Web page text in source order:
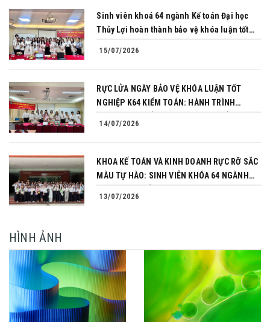
Sinh viên khoá 64 ngành Kế toán Đại học
Thủy Lợi hoàn thành bảo vệ khóa luận tốt
15/07/2026
RỰC LỬA NGÀY BẢO VỆ KHÓA LUẬN TỐT
NGHIỆP K64 KIỂM TOÁN: HÀNH TRÌNH
14/07/2026
KHOA KẾ TOÁN VÀ KINH DOANH RỰC RỠ SẮC
MÀU TỰ HÀO: SINH VIÊN KHÓA 64 NGÀNH
13/07/2026
HÌNH ẢNH